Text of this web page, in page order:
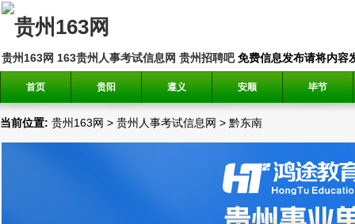
贵州163网 163贵州人事考试信息网 贵州招聘吧免费信息发布请将内容
首页 贵阳 遵义 安顺 毕节
当前位置: 贵州163网 > 贵州人事考试信息网 > 黔东南